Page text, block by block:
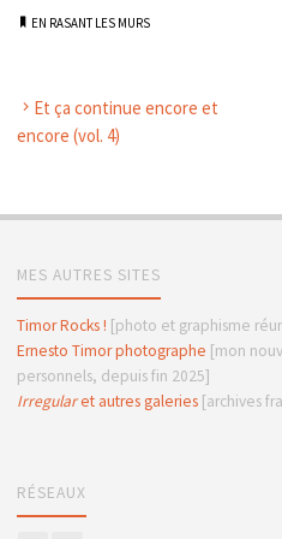
EN RASANT LES MURS
Et ça continue encore et
encore (vol. 4)
MES AUTRES SITES
Timor Rocks ! [photo et graphisme
Ernesto Timor photographe [mon
personnels, depuis fin 2025]
Irregularet autres galeries[archives
RÉSEAUX